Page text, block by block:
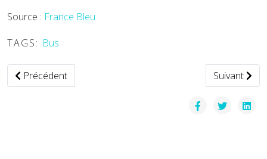
Source : France Bleu
TAGS: Bus
Article précédent : Taxis d'Application à l'Aéroport de
Précédent Article
Suivant